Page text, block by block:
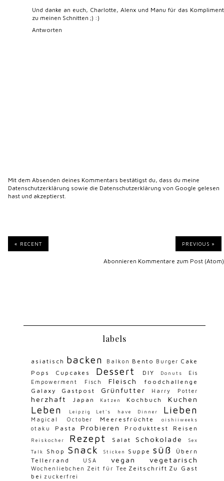
Und danke an euch, Charlotte, Alenx und Manu für das Kompliment
zu meinen Schnitten ;) :)
Antworten
Mit dem Absenden deines Kommentars bestätigst du, dass du meine
Datenschutzerklärung sowie die Datenschutzerklärung von Google gelesen
hast und akzeptierst.
« RECENT PREVIOUS »
Abonnieren Kommentare zum Post (Atom)
labels
asiatisch backen Balkon Bento Burger Cake
Pops
Cupcakes Dessert DIY Donuts
Eis
Empowerment
Fisch Fleisch
foodchallenge
Galaxy
Gastpost Grünfutter Harry Potter
herzhaft Japan Katzen Kochbuch Kuchen
Leben Leipzig Let's have Dinner Lieben
Magical October Meeresfrüchte oishiiweeks
otaku Pasta Probieren Produkttest Reisen
Reiskocher Rezept Salat Schokolade Sex
Talk Shop Snack Sticken Suppe süß
Übern
Tellerrand
USA vegan vegetarisch
Wochenliebchen Zeit für Tee Zeitschrift Zu Gast
bei zuckerfrei